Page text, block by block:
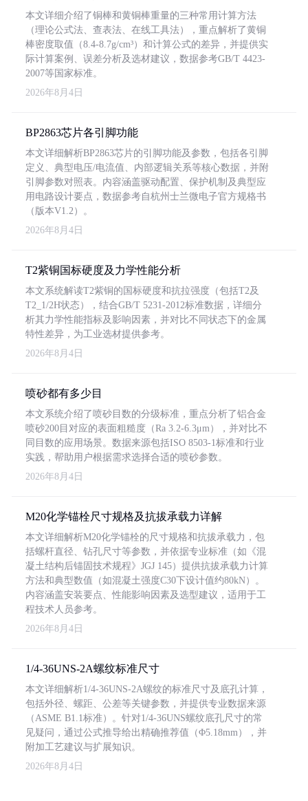
本文详细介绍了铜棒和黄铜棒重量的三种常用计算方法
（理论公式法、查表法、在线工具法），重点解析了黄铜
棒密度取值（8.4-8.7g/cm³）和计算公式的差异，并提供实
际计算案例、误差分析及选材建议，数据参考GB/T 4423-
2007等国家标准。
2026年8月4日
BP2863芯片各引脚功能
本文详细解析BP2863芯片的引脚功能及参数，包括各引脚
定义、典型电压/电流值、内部逻辑关系等核心数据，并附
引脚参数对照表。内容涵盖驱动配置、保护机制及典型应
用电路设计要点，数据参考自杭州士兰微电子官方规格书
（版本V1.2）。
2026年8月4日
T2紫铜国标硬度及力学性能分析
本文系统解读T2紫铜的国标硬度和抗拉强度（包括T2及
T2_1/2H状态），结合GB/T 5231-2012标准数据，详细分
析其力学性能指标及影响因素，并对比不同状态下的金属
特性差异，为工业选材提供参考。
2026年8月4日
喷砂都有多少目
本文系统介绍了喷砂目数的分级标准，重点分析了铝合金
喷砂200目对应的表面粗糙度（Ra 3.2-6.3μm），并对比不
同目数的应用场景。数据来源包括ISO 8503-1标准和行业
实践，帮助用户根据需求选择合适的喷砂参数。
2026年8月4日
M20化学锚栓尺寸规格及抗拔承载力详解
本文详细解析M20化学锚栓的尺寸规格和抗拔承载力，包
括螺杆直径、钻孔尺寸等参数，并依据专业标准（如《混
凝土结构后锚固技术规程》JGJ 145）提供抗拔承载力计算
方法和典型数值（如混凝土强度C30下设计值约80kN）。
内容涵盖安装要点、性能影响因素及选型建议，适用于工
程技术人员参考。
2026年8月4日
1/4-36UNS-2A螺纹标准尺寸
本文详细解析1/4-36UNS-2A螺纹的标准尺寸及底孔计算，
包括外径、螺距、公差等关键参数，并提供专业数据来源
（ASME B1.1标准）。针对1/4-36UNS螺纹底孔尺寸的常
见疑问，通过公式推导给出精确推荐值（Φ5.18mm），并
附加工艺建议与扩展知识。
2026年8月4日